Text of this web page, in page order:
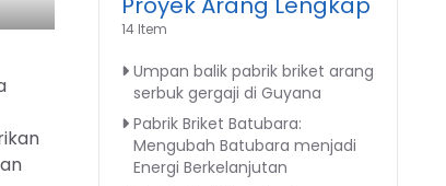
14 Item
Umpan balik pabrik briket arang
serbuk gergaji di Guyana
Pabrik Briket Batubara:
Mengubah Batubara menjadi
Energi Berkelanjutan